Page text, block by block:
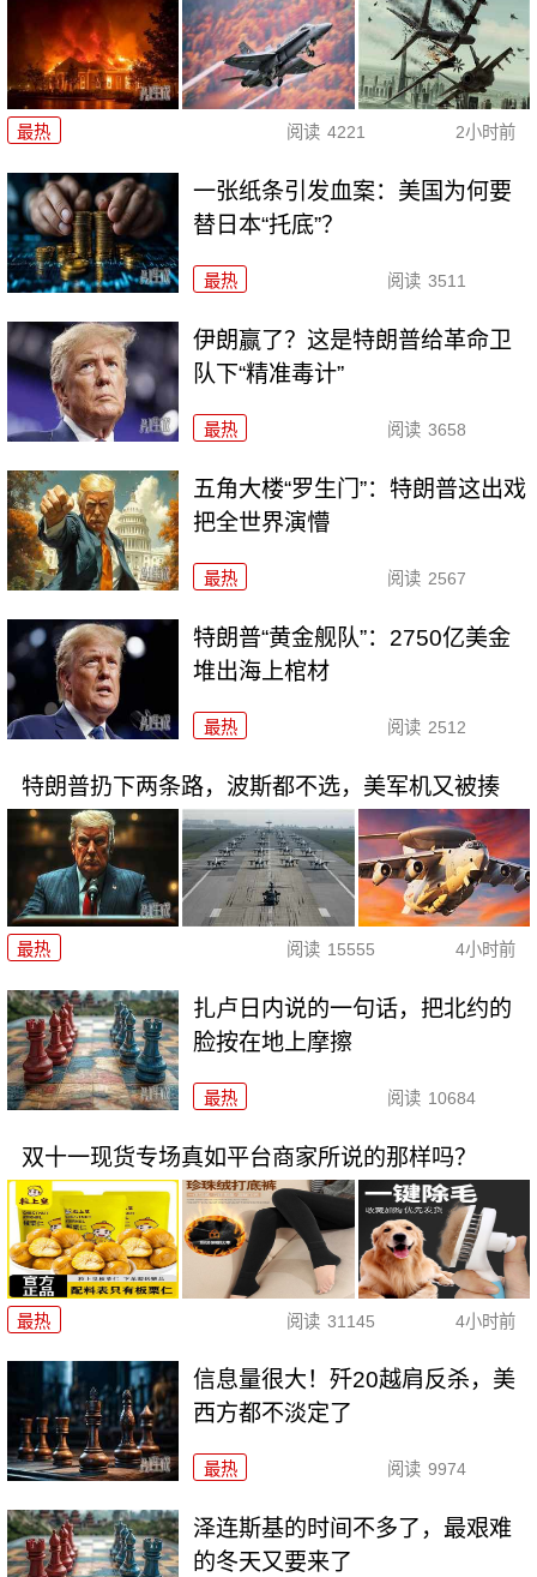
最热 阅读 4221 2小时前
一张纸条引发血案：美国为何要
替日本“托底”？
最热 阅读 3511
伊朗赢了？这是特朗普给革命卫
队下“精准毒计”
最热 阅读 3658
五角大楼“罗生门”：特朗普这出戏
把全世界演懵
最热 阅读 2567
特朗普“黄金舰队”：2750亿美金
堆出海上棺材
最热 阅读 2512
特朗普扔下两条路，波斯都不选，美军机又被揍
最热 阅读 15555 4小时前
扎卢日内说的一句话，把北约的
脸按在地上摩擦
最热 阅读 10684
双十一现货专场真如平台商家所说的那样吗？
最热 阅读 31145 4小时前
信息量很大！歼20越肩反杀，美
西方都不淡定了
最热 阅读 9974
泽连斯基的时间不多了，最艰难
的冬天又要来了